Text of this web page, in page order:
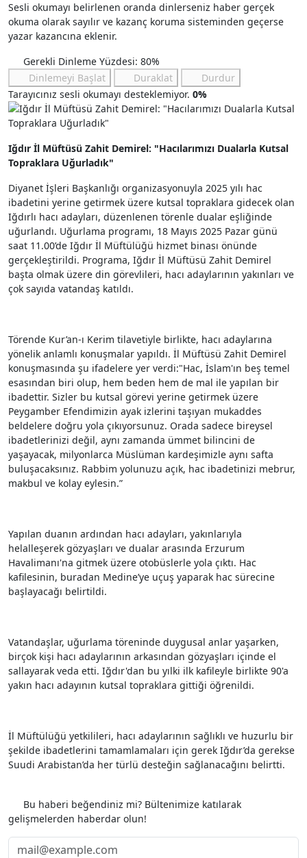
Sesli okumayı belirlenen oranda dinlerseniz haber gerçek
okuma olarak sayılır ve kazanç koruma sisteminden geçerse
yazar kazancına eklenir.
Gerekli Dinleme Yüzdesi: 80%
Dinlemeyi Başlat
Duraklat
Durdur
Tarayıcınız sesli okumayı desteklemiyor. 0%
Iğdır İl Müftüsü Zahit Demirel: "Hacılarımızı Dualarla Kutsal
Topraklara Uğurladık"
Diyanet İşleri Başkanlığı organizasyonuyla 2025 yılı hac
ibadetini yerine getirmek üzere kutsal topraklara gidecek olan
Iğdırlı hacı adayları, düzenlenen törenle dualar eşliğinde
uğurlandı. Uğurlama programı, 18 Mayıs 2025 Pazar günü
saat 11.00’de Iğdır İl Müftülüğü hizmet binası önünde
gerçekleştirildi. Programa, Iğdır İl Müftüsü Zahit Demirel
başta olmak üzere din görevlileri, hacı adaylarının yakınları ve
çok sayıda vatandaş katıldı.
Törende Kur’an-ı Kerim tilavetiyle birlikte, hacı adaylarına
yönelik anlamlı konuşmalar yapıldı. İl Müftüsü Zahit Demirel
konuşmasında şu ifadelere yer verdi:"Hac, İslam'ın beş temel
esasından biri olup, hem beden hem de mal ile yapılan bir
ibadettir. Sizler bu kutsal görevi yerine getirmek üzere
Peygamber Efendimizin ayak izlerini taşıyan mukaddes
beldelere doğru yola çıkıyorsunuz. Orada sadece bireysel
ibadetlerinizi değil, aynı zamanda ümmet bilincini de
yaşayacak, milyonlarca Müslüman kardeşimizle aynı safta
buluşacaksınız. Rabbim yolunuzu açık, hac ibadetinizi mebrur,
makbul ve kolay eylesin.”
Yapılan duanın ardından hacı adayları, yakınlarıyla
helalleşerek gözyaşları ve dualar arasında Erzurum
Havalimanı'na gitmek üzere otobüslerle yola çıktı. Hac
kafilesinin, buradan Medine’ye uçuş yaparak hac sürecine
başlayacağı belirtildi.
Vatandaşlar, uğurlama töreninde duygusal anlar yaşarken,
birçok kişi hacı adaylarının arkasından gözyaşları içinde el
sallayarak veda etti. Iğdır'dan bu yılki ilk kafileyle birlikte 90'a
yakın hacı adayının kutsal topraklara gittiği öğrenildi.
İl Müftülüğü yetkilileri, hacı adaylarının sağlıklı ve huzurlu bir
şekilde ibadetlerini tamamlamaları için gerek Iğdır’da gerekse
Suudi Arabistan’da her türlü desteğin sağlanacağını belirtti.
Bu haberi beğendiniz mi? Bültenimize katılarak
gelişmelerden haberdar olun!